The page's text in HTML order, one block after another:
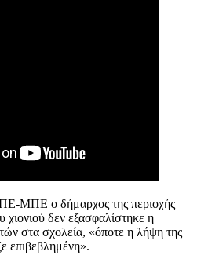
ΜΠΕ ο δήμαρχος της περιοχής
χιονιού δεν εξασφαλίστηκε η
στα σχολεία, «όποτε η λήψη της
επιβεβλημένη».